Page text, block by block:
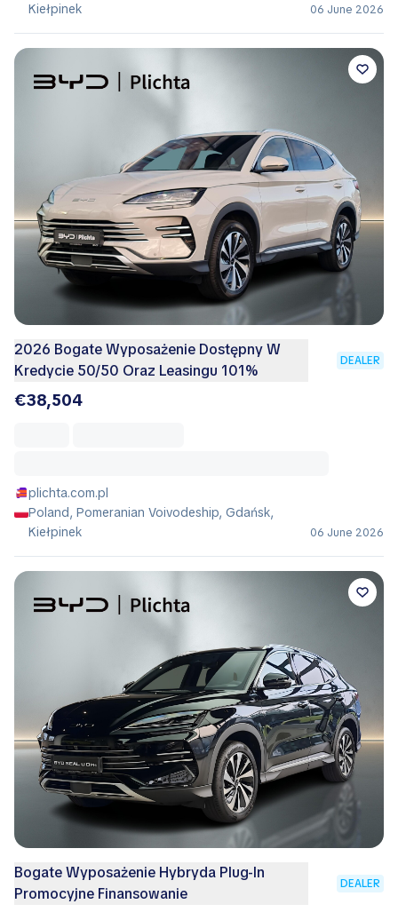
Kiełpinek
06 June 2026
2026 Bogate Wyposażenie Dostępny W
Kredycie 50/50 Oraz Leasingu 101%
DEALER
€38,504
plichta.com.pl
Poland, Pomeranian Voivodeship, Gdańsk,
Kiełpinek
06 June 2026
Bogate Wyposażenie Hybryda Plug-In
Promocyjne Finansowanie
DEALER